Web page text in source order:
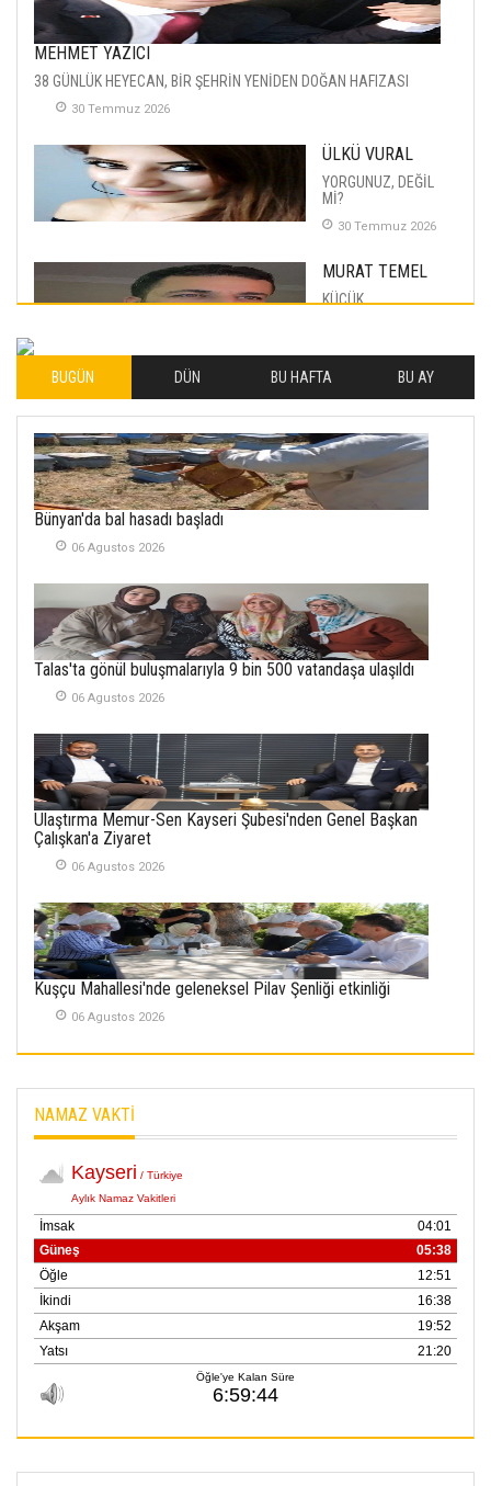
MEHMET YAZICI
38 GÜNLÜK HEYECAN, BİR ŞEHRİN YENİDEN DOĞAN HAFIZASI
30 Temmuz 2026
ÜLKÜ VURAL
YORGUNUZ, DEĞİL
Mİ?
30 Temmuz 2026
MURAT TEMEL
KÜÇÜK
İLHAN YILMAZ
SOFRADA AYRIMCILIK
VAR
26 Subat 2026
METİN ERTEM
21 Haziran 2026
SEMRA ŞAHİN
KENDİNE UYANMAK
Merve Şimşek
İlgi Alanlarımız ve Biz
02 Ekim 2025
Rizespor’la Nihayet 3
puana Ulaştı
01 Mayis 2026
BUGÜN DÜN BU HAFTA BU AY
Bünyan'da bal hasadı başladı
06 Agustos 2026
Talas'ta gönül buluşmalarıyla 9 bin 500 vatandaşa ulaşıldı
06 Agustos 2026
Ulaştırma Memur-Sen Kayseri Şubesi'nden Genel Başkan
Çalışkan'a Ziyaret
06 Agustos 2026
Kuşçu Mahallesi'nde geleneksel Pilav Şenliği etkinliği
06 Agustos 2026
NAMAZ VAKTİ